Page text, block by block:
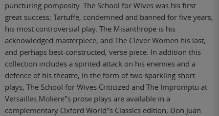
puncturing pomposity. The School for Wives was his first
great success; Tartuffe, condemned and banned for five years,
his most controversial play. The Misanthrope is his
acknowledged masterpiece, and The Clever Women his last,
and perhaps best-constructed, verse piece. In addition this
collection includes a spirited attack on his enemies and a
defence of his theatre, in the form of two sparkling short
plays, The School for Wives Criticized and The Impromptu at
Versailles.Moliere''s prose plays are available in a
complementary Oxford World''s Classics edition, Don Juan